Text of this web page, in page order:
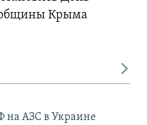
Крыма
на АЗС в Украине